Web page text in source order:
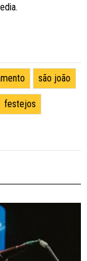
são joão
festejos